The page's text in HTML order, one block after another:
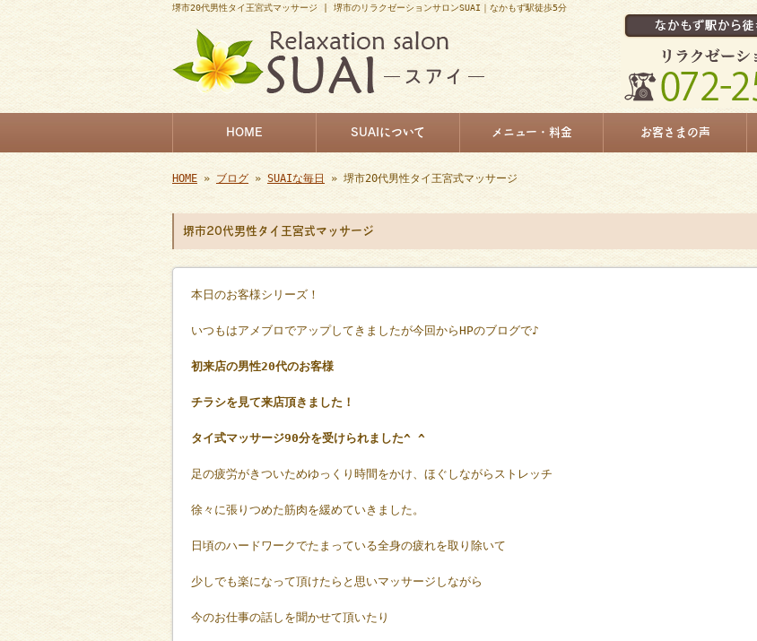
堺市20代男性タイ王宮式マッサージ | 堺市のリラクゼーションサロンSUAI｜なかもず駅徒歩5分
HOME SUAIについて メニュー・料金 お客さまの声
HOME »ブログ » SUAIな毎日 » 堺市20代男性タイ王宮式マッサージ
堺市20代男性タイ王宮式マッサージ
本日のお客様シリーズ！
いつもはアメブロでアップしてきましたが今回からHPのブログで♪
初来店の男性20代のお客様
チラシを見て来店頂きました！
タイ式マッサージ90分を受けられました^ ^
足の疲労がきついためゆっくり時間をかけ、ほぐしながらストレッチ
徐々に張りつめた筋肉を緩めていきました。
日頃のハードワークでたまっている全身の疲れを取り除いて
少しでも楽になって頂けたらと思いマッサージしながら
今のお仕事の話しを聞かせて頂いたり